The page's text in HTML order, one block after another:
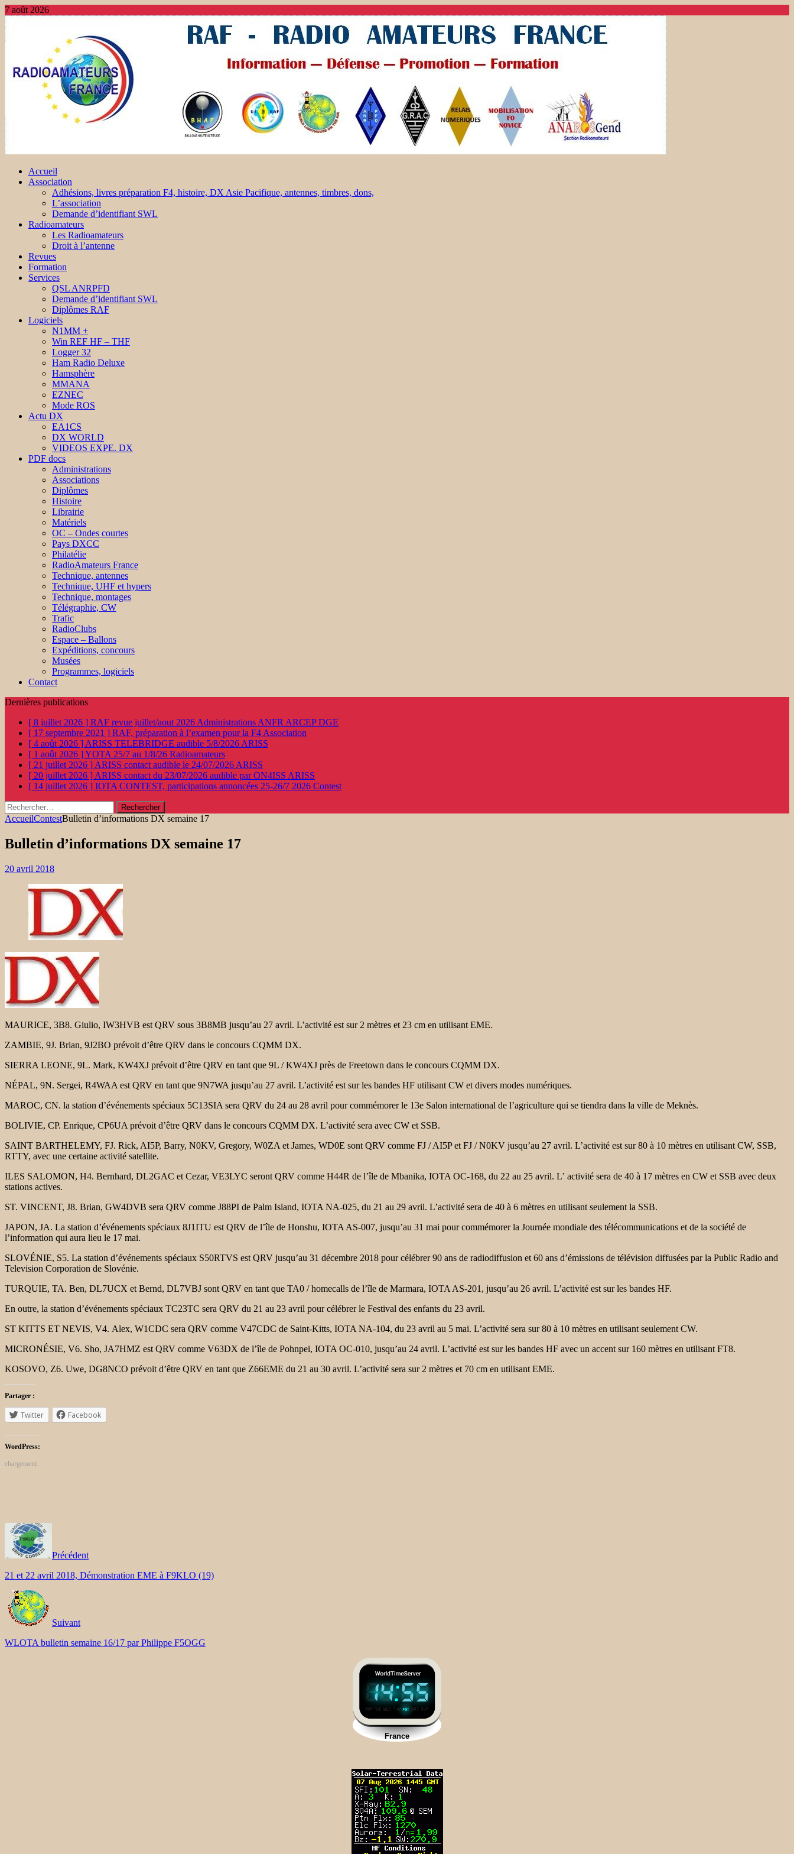
7 août 2026
Accueil
Association
Adhésions, livres préparation F4, histoire, DX Asie Pacifique, antennes, timbres, dons,
L’association
Demande d’identifiant SWL
Radioamateurs
Les Radioamateurs
Droit à l’antenne
Revues
Formation
Services
QSL ANRPFD
Demande d’identifiant SWL
Diplômes RAF
Logiciels
N1MM +
Win REF HF – THF
Logger 32
Ham Radio Deluxe
Hamsphère
MMANA
EZNEC
Mode ROS
Actu DX
EA1CS
DX WORLD
VIDEOS EXPE. DX
PDF docs
Administrations
Associations
Diplômes
Histoire
Librairie
Matériels
OC – Ondes courtes
Pays DXCC
Philatélie
RadioAmateurs France
Technique, antennes
Technique, UHF et hypers
Technique, montages
Télégraphie, CW
Trafic
RadioClubs
Espace – Ballons
Expéditions, concours
Musées
Programmes, logiciels
Contact
Dernières publications
[ 8 juillet 2026 ] RAF revue juillet/aout 2026 Administrations ANFR ARCEP DGE
[ 17 septembre 2021 ] RAF, préparation à l’examen pour la F4 Association
[ 4 août 2026 ] ARISS TELEBRIDGE audible 5/8/2026 ARISS
[ 1 août 2026 ]YOTA 25/7 au 1/8/26 Radioamateurs
[ 21 juillet 2026 ] ARISS contact audible le 24/07/2026 ARISS
[ 20 juillet 2026 ] ARISS contact du 23/07/2026 audible par ON4ISS ARISS
[ 14 juillet 2026 ] IOTA CONTEST, participations annoncées 25-26/7 2026 Contest
Rechercher :
AccueilContestBulletin d’informations DX semaine 17
Bulletin d’informations DX semaine 17
20 avril 2018
MAURICE, 3B8. Giulio, IW3HVB est QRV sous 3B8MB jusqu’au 27 avril. L’activité est sur 2 mètres et 23 cm en utilisant EME.
ZAMBIE, 9J. Brian, 9J2BO prévoit d’être QRV dans le concours CQMM DX.
SIERRA LEONE, 9L. Mark, KW4XJ prévoit d’être QRV en tant que 9L / KW4XJ près de Freetown dans le concours CQMM DX.
NÉPAL, 9N. Sergei, R4WAA est QRV en tant que 9N7WA jusqu’au 27 avril. L’activité est sur les bandes HF utilisant CW et divers modes numériques.
MAROC, CN. la station d’événements spéciaux 5C13SIA sera QRV du 24 au 28 avril pour commémorer le 13e Salon international de l’agriculture qui se tiendra dans la ville de Meknès.
BOLIVIE, CP. Enrique, CP6UA prévoit d’être QRV dans le concours CQMM DX. L’activité sera avec CW et SSB.
SAINT BARTHELEMY, FJ. Rick, AI5P, Barry, N0KV, Gregory, W0ZA et James, WD0E sont QRV comme FJ / AI5P et FJ / N0KV jusqu’au 27 avril. L’activité est sur 80 à 10 mètres en utilisant CW, SSB,
RTTY, avec une certaine activité satellite.
ILES SALOMON, H4. Bernhard, DL2GAC et Cezar, VE3LYC seront QRV comme H44R de l’île de Mbanika, IOTA OC-168, du 22 au 25 avril. L’ activité sera de 40 à 17 mètres en CW et SSB avec deux
stations actives.
ST. VINCENT, J8. Brian, GW4DVB sera QRV comme J88PI de Palm Island, IOTA NA-025, du 21 au 29 avril. L’activité sera de 40 à 6 mètres en utilisant seulement la SSB.
JAPON, JA. La station d’événements spéciaux 8J1ITU est QRV de l’île de Honshu, IOTA AS-007, jusqu’au 31 mai pour commémorer la Journée mondiale des télécommunications et de la société de
l’information qui aura lieu le 17 mai.
SLOVÉNIE, S5. La station d’événements spéciaux S50RTVS est QRV jusqu’au 31 décembre 2018 pour célébrer 90 ans de radiodiffusion et 60 ans d’émissions de télévision diffusées par la Public Radio and
Television Corporation de Slovénie.
TURQUIE, TA. Ben, DL7UCX et Bernd, DL7VBJ sont QRV en tant que TA0 / homecalls de l’île de Marmara, IOTA AS-201, jusqu’au 26 avril. L’activité est sur les bandes HF.
En outre, la station d’événements spéciaux TC23TC sera QRV du 21 au 23 avril pour célébrer le Festival des enfants du 23 avril.
ST KITTS ET NEVIS, V4. Alex, W1CDC sera QRV comme V47CDC de Saint-Kitts, IOTA NA-104, du 23 avril au 5 mai. L’activité sera sur 80 à 10 mètres en utilisant seulement CW.
MICRONÉSIE, V6. Sho, JA7HMZ est QRV comme V63DX de l’île de Pohnpei, IOTA OC-010, jusqu’au 24 avril. L’activité est sur les bandes HF avec un accent sur 160 mètres en utilisant FT8.
KOSOVO, Z6. Uwe, DG8NCO prévoit d’être QRV en tant que Z66EME du 21 au 30 avril. L’activité sera sur 2 mètres et 70 cm en utilisant EME.
Partager :
Twitter Facebook
WordPress:
chargement…
Précédent
21 et 22 avril 2018, Démonstration EME à F9KLO (19)
Suivant
WLOTA bulletin semaine 16/17 par Philippe F5OGG